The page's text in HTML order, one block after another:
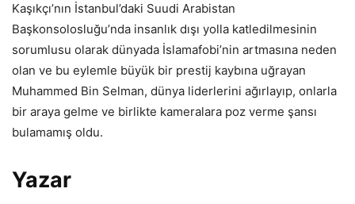
Kaşıkçı’nın İstanbul’daki Suudi Arabistan
Başkonsolosluğu’nda insanlık dışı yolla katledilmesinin
sorumlusu olarak dünyada İslamafobi’nin artmasına neden
olan ve bu eylemle büyük bir prestij kaybına uğrayan
Muhammed Bin Selman, dünya liderlerini ağırlayıp, onlarla
bir araya gelme ve birlikte kameralara poz verme şansı
bulamamış oldu.
Yazar